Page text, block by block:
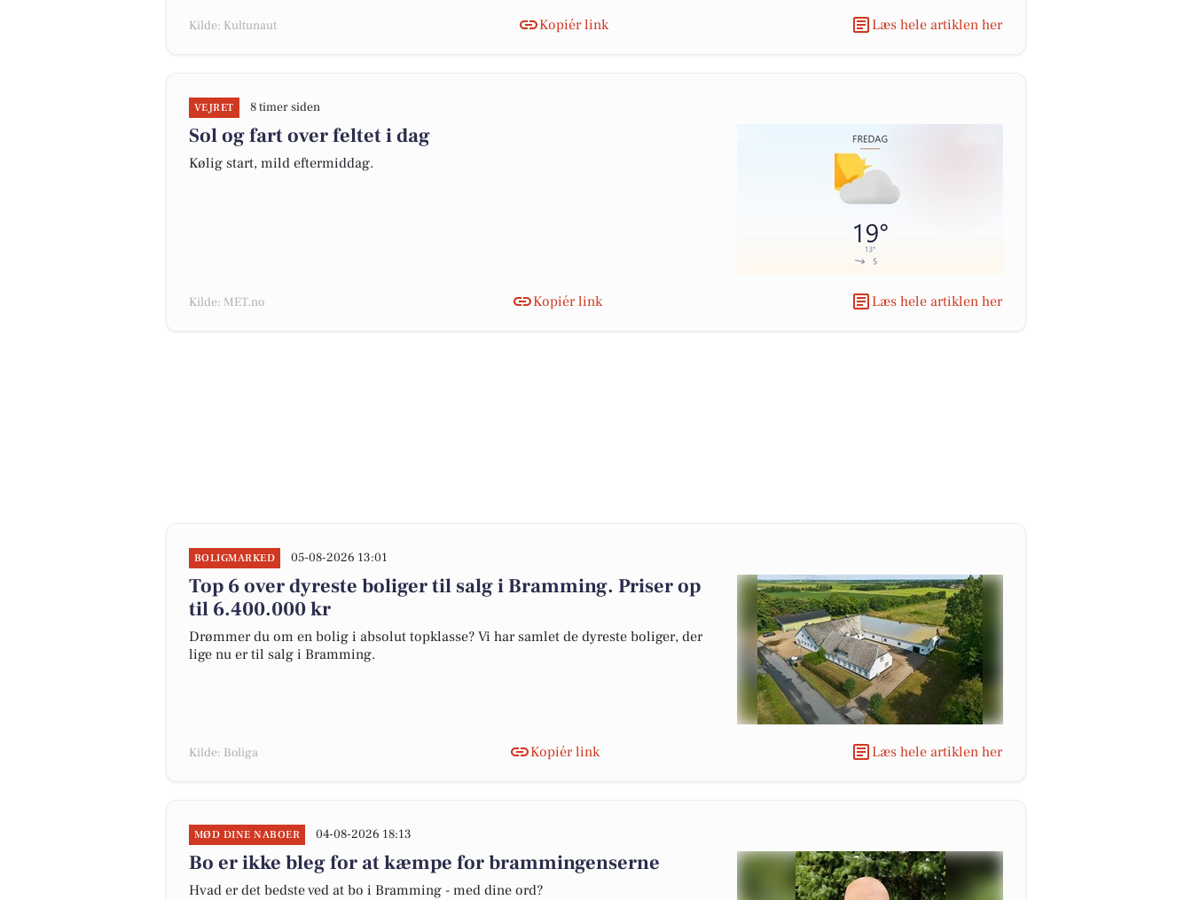
Kilde: Kultunaut Kopiér link Læs hele artiklen her
VEJRET 8 timer siden
Sol og fart over feltet i dag
Kølig start, mild eftermiddag.
Kilde: MET.no Kopiér link Læs hele artiklen her
BOLIGMARKED 05-08-2026 13:01
Top 6 over dyreste boliger til salg i Bramming. Priser op
til 6.400.000 kr
Drømmer du om en bolig i absolut topklasse? Vi har samlet de dyreste boliger, der
lige nu er til salg i Bramming.
Kilde: Boliga Kopiér link Læs hele artiklen her
MØD DINE NABOER 04-08-2026 18:13
Bo er ikke bleg for at kæmpe for brammingenserne
Hvad er det bedste ved at bo i Bramming - med dine ord?